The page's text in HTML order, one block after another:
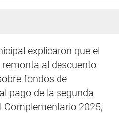
explicaron que el
al descuento
fondos de
pago de la segunda
Complementario 2025,